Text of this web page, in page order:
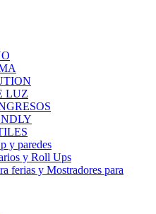
LUZ
y paredes
y Roll Ups
ferias y Mostradores para